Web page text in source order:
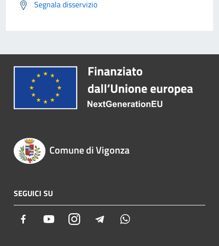
Segnala disservizio
Comune di Vigonza
SEGUICI SU
Facebook YoutubeInstagram Telegram